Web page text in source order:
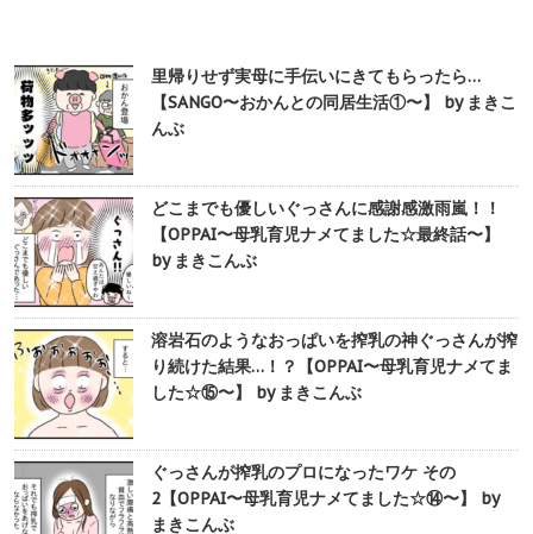
里帰りせず実母に手伝いにきてもらったら…
【SANGO〜おかんとの同居生活①〜】 by まきこ
んぶ
どこまでも優しいぐっさんに感謝感激雨嵐！！
【OPPAI〜母乳育児ナメてました☆最終話〜】
by まきこんぶ
溶岩石のようなおっぱいを搾乳の神ぐっさんが搾
り続けた結果…！？【OPPAI〜母乳育児ナメてま
した☆⑮〜】 by まきこんぶ
ぐっさんが搾乳のプロになったワケ その
2【OPPAI〜母乳育児ナメてました☆⑭〜】 by
まきこんぶ